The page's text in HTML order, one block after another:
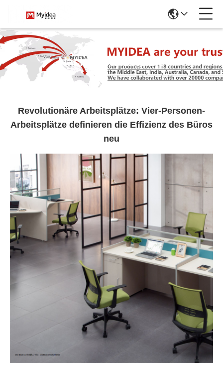
Nachrichtendetails
Revolutionäre Arbeitsplätze: Vier-Personen-
Arbeitsplätze definieren die Effizienz des Büros
neu